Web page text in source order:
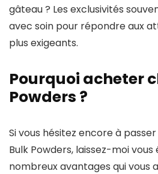
gâteau ? Les exclusivités
avec soin pour répondre aux
plus exigeants.
Pourquoi acheter
Powders ?
Si vous hésitez encore à
Bulk Powders, laissez-moi
nombreux avantages qui vous